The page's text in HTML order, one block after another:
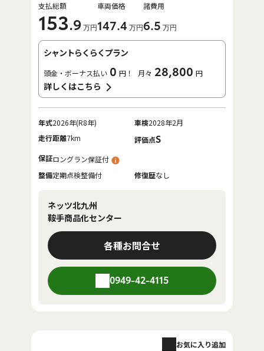
支払総額
153.9 万円
車両価格
147.4 万円
諸費用
6.5 万円
シャントらくらくプラン
頭金・ボーナス払い 0 円！ 月々 28,800 円
詳しくはこちら
年式2026年(R8年) 車検2028年2月
走行距離7km 評価点S
保証ロングラン保証付
整備定期点検整備付 修復歴なし
ネッツ北九州
鞍手商品化センター
各種お問合せ
0949-42-4115
お気に入り追加